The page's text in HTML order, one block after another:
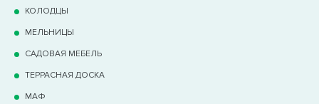
КОЛОДЦЫ
МЕЛЬНИЦЫ
САДОВАЯ МЕБЕЛЬ
ТЕРРАCНАЯ ДОСКА
МАФ